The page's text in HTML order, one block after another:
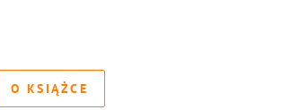
O KSIĄŻCE